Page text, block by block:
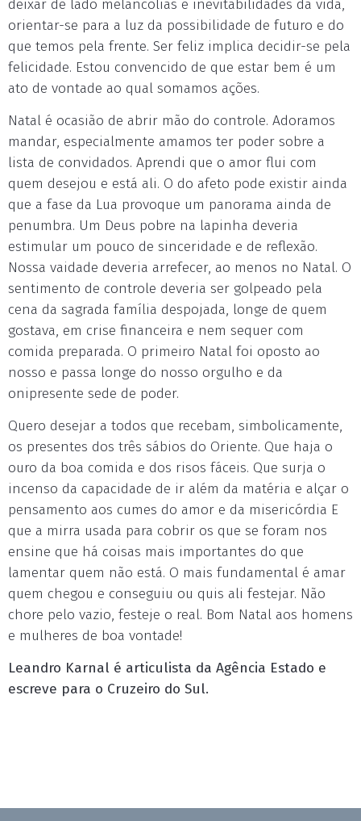
deixar de lado melancolias e inevitabilidades da vida,
orientar-se para a luz da possibilidade de futuro e do
que temos pela frente. Ser feliz implica decidir-se pela
felicidade. Estou convencido de que estar bem é um
ato de vontade ao qual somamos ações.
Natal é ocasião de abrir mão do controle. Adoramos
mandar, especialmente amamos ter poder sobre a
lista de convidados. Aprendi que o amor flui com
quem desejou e está ali. O do afeto pode existir ainda
que a fase da Lua provoque um panorama ainda de
penumbra. Um Deus pobre na lapinha deveria
estimular um pouco de sinceridade e de reflexão.
Nossa vaidade deveria arrefecer, ao menos no Natal. O
sentimento de controle deveria ser golpeado pela
cena da sagrada família despojada, longe de quem
gostava, em crise financeira e nem sequer com
comida preparada. O primeiro Natal foi oposto ao
nosso e passa longe do nosso orgulho e da
onipresente sede de poder.
Quero desejar a todos que recebam, simbolicamente,
os presentes dos três sábios do Oriente. Que haja o
ouro da boa comida e dos risos fáceis. Que surja o
incenso da capacidade de ir além da matéria e alçar o
pensamento aos cumes do amor e da misericórdia E
que a mirra usada para cobrir os que se foram nos
ensine que há coisas mais importantes do que
lamentar quem não está. O mais fundamental é amar
quem chegou e conseguiu ou quis ali festejar. Não
chore pelo vazio, festeje o real. Bom Natal aos homens
e mulheres de boa vontade!
Leandro Karnal é articulista da Agência Estado e
escreve para o Cruzeiro do Sul.